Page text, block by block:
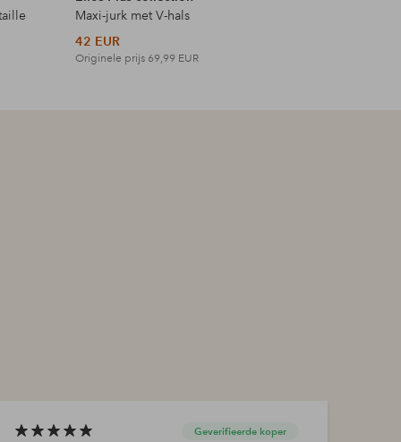
Maxi-jurk met V-hals
42 EUR
Originele prijs 69,99 EUR
Geverifieerde koper